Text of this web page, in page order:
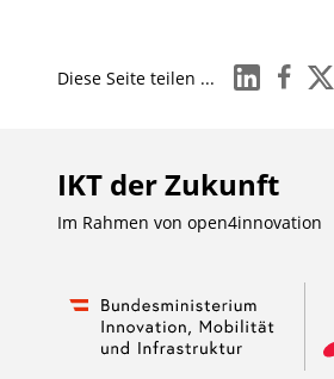
i
o
d
u
r
b
Diese Seite teilen ... linkedinfacebook
x
IKT der Zukunft
Im Rahmen von open4innovation